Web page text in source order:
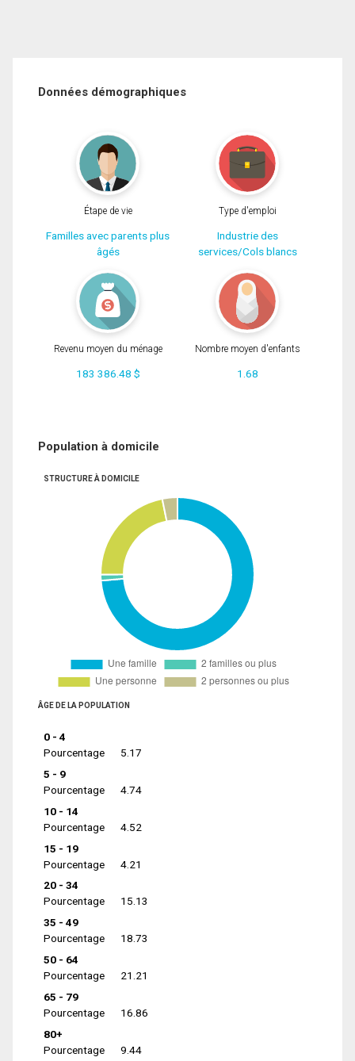
Données démographiques
Étape de vie
Familles avec parents plus
âgés
Type d'emploi
Industrie des
services/Cols blancs
Revenu moyen du ménage
183 386.48 $
Nombre moyen d'enfants
1.68
Population à domicile
STRUCTURE À DOMICILE
ÂGE DE LA POPULATION
0 - 4
Pourcentage
5.17
5 - 9
Pourcentage
4.74
10 - 14
Pourcentage
4.52
15 - 19
Pourcentage
4.21
20 - 34
Pourcentage
15.13
35 - 49
Pourcentage
18.73
50 - 64
Pourcentage
21.21
65 - 79
Pourcentage
16.86
80+
Pourcentage
9.44